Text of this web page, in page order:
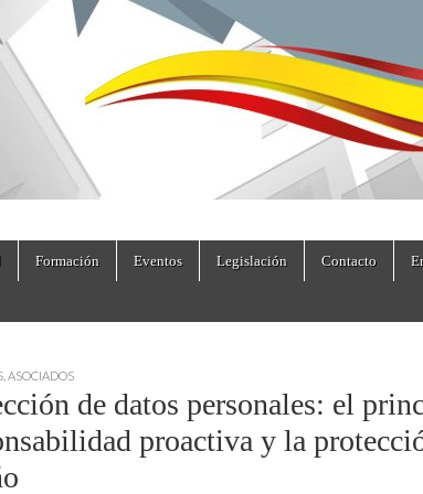
Formación Eventos Legislación Contacto
ASOCIADOS
de datos personales: el
proactiva y la